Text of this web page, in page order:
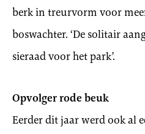
berk in treurvorm voor
boswachter. ‘De solitair
sieraad voor het park’.
Opvolger rode beuk
Eerder dit jaar werd ook al